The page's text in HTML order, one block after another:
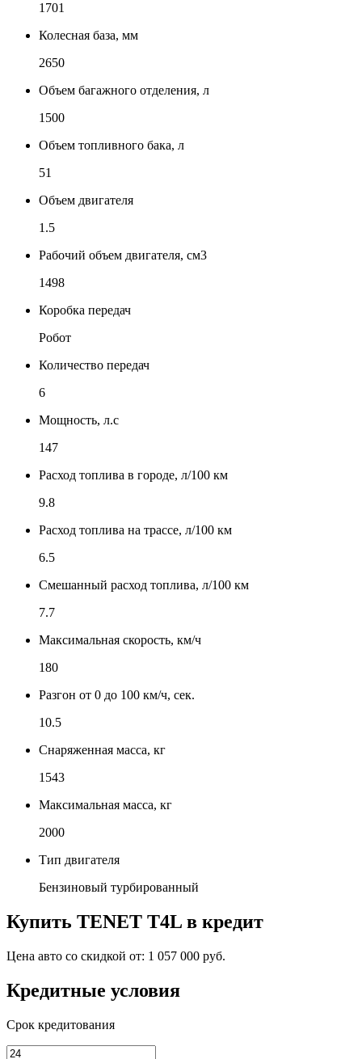
1701
Колесная база, мм
2650
Объем багажного отделения, л
1500
Объем топливного бака, л
51
Объем двигателя
1.5
Рабочий объем двигателя, см3
1498
Коробка передач
Робот
Количество передач
6
Мощность, л.с
147
Расход топлива в городе, л/100 км
9.8
Расход топлива на трассе, л/100 км
6.5
Смешанный расход топлива, л/100 км
7.7
Максимальная скорость, км/ч
180
Разгон от 0 до 100 км/ч, сек.
10.5
Снаряженная масса, кг
1543
Максимальная масса, кг
2000
Тип двигателя
Бензиновый турбированный
Купить TENET T4L в кредит
Цена авто со скидкой от: 1 057 000 руб.
Кредитные условия
Срок кредитования